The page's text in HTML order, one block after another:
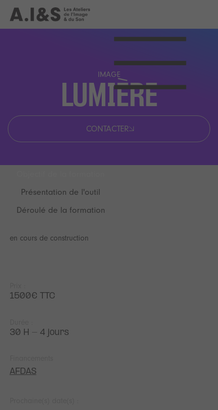
LUMIÈRE
IMAGE
CONTACTER
1500€ TTC
30 H - 4 jours
AFDAS
Présentation de l'outil
Déroulé de la formation
en cours de construction